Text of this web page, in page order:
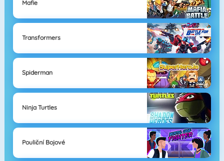
Mafie
Transformers
Spiderman
Ninja Turtles
Pouliční Bojové